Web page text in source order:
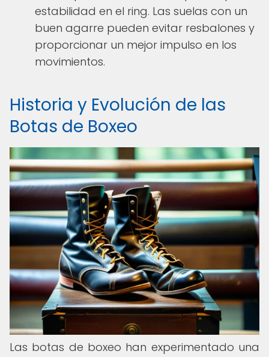
estabilidad en el ring. Las suelas con un
buen agarre pueden evitar resbalones y
proporcionar un mejor impulso en los
movimientos.
Historia y Evolución de las
Botas de Boxeo
Las botas de boxeo han experimentado una